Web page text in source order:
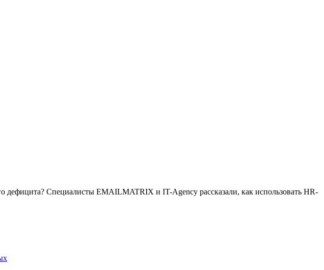
дефицита? Специалисты EMAILMATRIX и IT-Agency рассказали, как использовать HR-